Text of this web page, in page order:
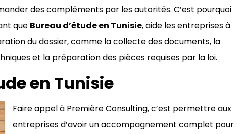
des compléments par les autorités. C’est pourquoi
que Bureau d’étude en Tunisie, aide les entreprises à
du dossier, comme la collecte des documents, la
et la préparation des pièces requises par la loi.
en Tunisie
Faire appel à Première Consulting, c’est permettre aux
entreprises d’avoir un accompagnement complet pour